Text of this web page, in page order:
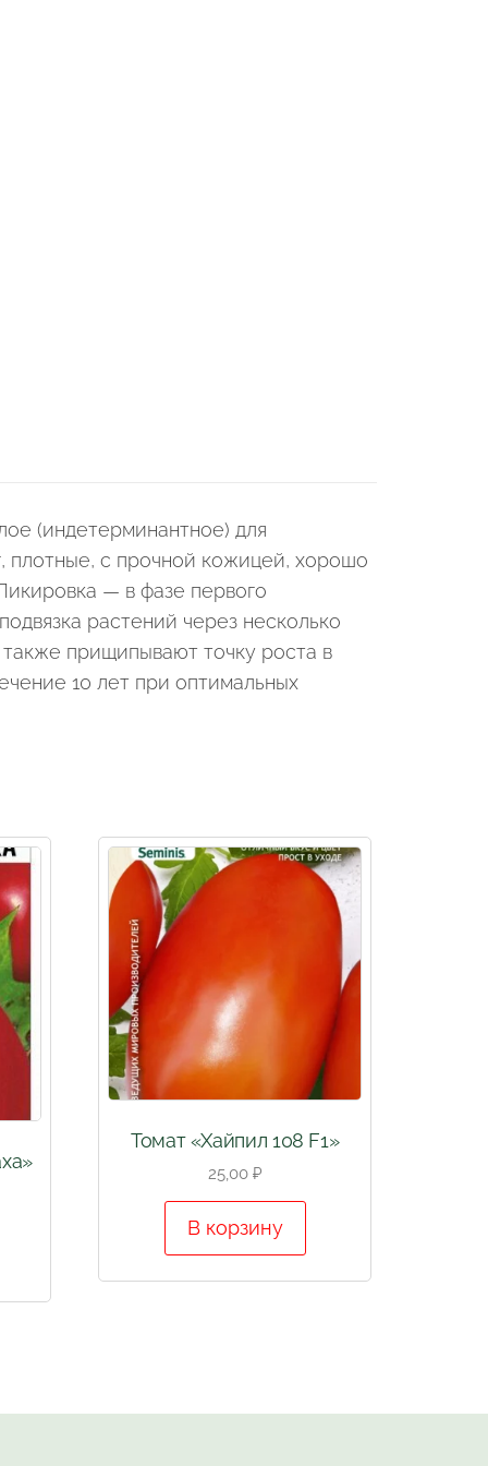
(индетерминантное) для
плотные, с прочной кожицей, хорошо
— в фазе первого
растений через несколько
прищипывают точку роста в
10 лет при оптимальных
Томат «Хайпил 108 F1»
25,00 ₽
В корзину